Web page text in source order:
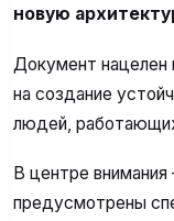
новую
Документ нацелен
на создание
людей,
В центре
предусмотрены